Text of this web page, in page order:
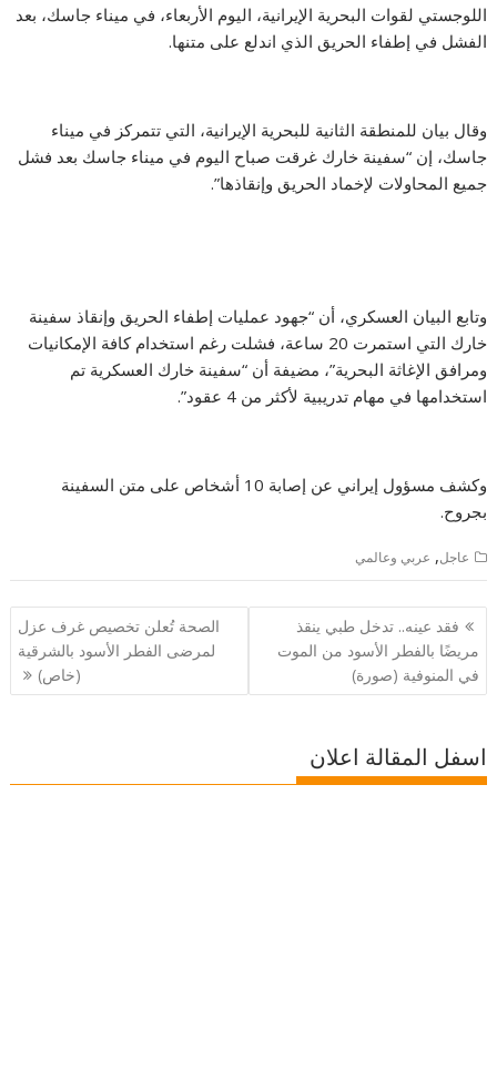
اللوجستي لقوات البحرية الإيرانية، اليوم الأربعاء، في ميناء جاسك، بعد
الفشل في إطفاء الحريق الذي اندلع على متنها.
وقال بيان للمنطقة الثانية للبحرية الإيرانية، التي تتمركز في ميناء
جاسك، إن “سفينة خارك غرقت صباح اليوم في ميناء جاسك بعد فشل
جميع المحاولات لإخماد الحريق وإنقاذها”.
وتابع البيان العسكري، أن “جهود عمليات إطفاء الحريق وإنقاذ سفينة
خارك التي استمرت 20 ساعة، فشلت رغم استخدام كافة الإمكانيات
ومرافق الإغاثة البحرية”، مضيفة أن “سفينة خارك العسكرية تم
استخدامها في مهام تدريبية لأكثر من 4 عقود”.
وكشف مسؤول إيراني عن إصابة 10 أشخاص على متن السفينة
بجروح.
عاجل, عربي وعالمي
تصفّح
المقالات
فقد عينه.. تدخل طبي ينقذ
مريضًا بالفطر الأسود من الموت
في المنوفية (صورة)
الصحة تُعلن تخصيص غرف عزل
لمرضى الفطر الأسود بالشرقية
(خاص)
اسفل المقالة اعلان